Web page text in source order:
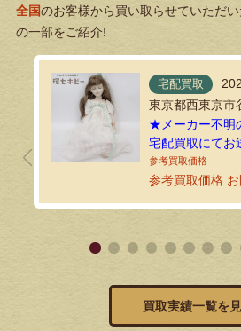
全国のお客様から買い取らせていただ
の一部をご紹介!
宅配買取
東京都西東京市
★メーカー不明
宅配買取にてお
た！
参考買取価格
買取実績一覧を